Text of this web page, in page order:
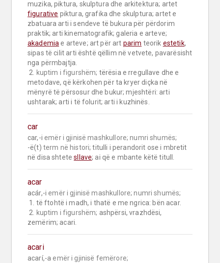
figurative piktura, grafika dhe skulptura; artet e
zbatuara arti i sendeve të bukura për përdorim
akademia e arteve; art për art parim teorik estetik,
sipas të cilit arti është qëllim në vetvete, pavarësisht
nga përmbajtja.
2.
kuptim i figurshëm; tërësia e rregullave dhe e
metodave, që kërkohen për ta kryer diçka në
mënyrë të përsosur dhe bukur; mjeshtëri: arti
ushtarak; arti i të folurit; arti i kuzhinës.
car
car,-i emër i gjinisë mashkullore; numri shumës;
-ë(t) term në histori; titulli i perandorit ose i mbretit
në disa shtete sllave; ai që e mbante këtë titull.
acar
acár,-i emër i gjinisë mashkullore; numri shumës;
2.
kuptim i figurshëm; ashpërsi, vrazhdësi,
zemërim; acari.
acari
acarí,-a emër i gjinisë femërore;